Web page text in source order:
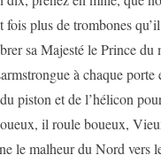
fois plus de trombones
sa Majesté le Prince du
à chaque porte
piston et de l’hélicon
il roule boueux,
le malheur du Nord vers